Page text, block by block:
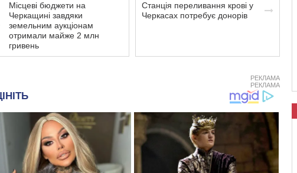
Місцеві бюджети на
Черкащині завдяки
земельним аукціонам
отримали майже 2 млн
гривень
Станція переливання крові у
Черкасах потребує донорів
РЕКЛАМА
РЕКЛАМА